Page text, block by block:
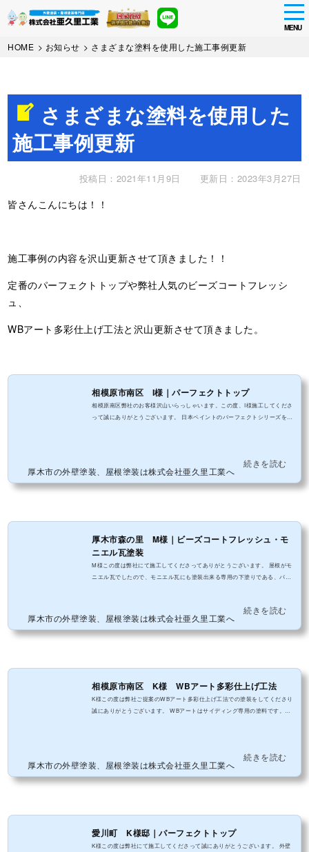
Skip
MENU
HOME > お知らせ > さまざまな塗料を使用した施工事例更新
さまざまな塗料を使用した
施工事例更新
投稿日：2021年11月9日 更新日：2023年3月27日
皆さんこんにちは！！
施工事例の内容を沢山更新させて頂きました！！
定番のパーフェクトトップや弊社人気のビーズコートフレッシ
ュ、
WBアート多彩仕上げ工法と沢山更新させて頂きました。
相模原市南区 I様｜パーフェクトトップ
相模原南区弊社のお客様沢山いらっしゃいます。この度、I様施工してくださ
って誠にありがとうございます。 日本ペイントのパーフェクトシリーズを使
続きを読む
厚木市の外壁塗装、屋根塗装は株式会社亜久里工業へ
厚木市森の里 M様｜ビーズコートフレッシュ・モ
ニエル瓦塗装
M様この度は弊社にて施工してくださってありがとうございます。 屋根がモ
ニエル瓦でしたので、モニエル瓦にも塗装出来る専用の下塗りである、パー
が出来ています。モニエル瓦を再度塗装する場合は、このスラリー層を綺麗
に...
続きを読む
厚木市の外壁塗装、屋根塗装は株式会社亜久里工業へ
相模原市南区 K様 WBアート多彩仕上げ工法
K様この度は弊社ご提案のWBアート多彩仕上げ工法での塗装をしてくださり
誠にありがとうございます。 WBアートはサイディング専用の塗料です。複
続きを読む
厚木市の外壁塗装、屋根塗装は株式会社亜久里工業へ
愛川町 K様邸｜パーフェクトトップ
K様この度は弊社にて施工してくださって誠にありがとうございます。 外壁